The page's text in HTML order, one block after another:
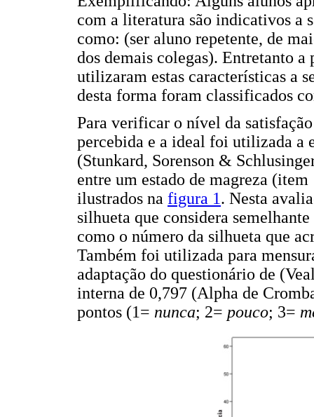
com a literatura são indicativos a
como: (ser aluno repetente, de
dos demais colegas). Entretanto a
utilizaram estas características a
desta forma foram classificados
Para verificar o nível da
percebida e a ideal foi utilizada a
(Stunkard, Sorenson &
entre um estado de magreza
ilustrados na figura 1. Nesta
silhueta que considera
como o número da silhueta que
Também foi utilizada para
adaptação do questionário de
interna de 0,797 (Alpha de
pontos (1= nunca; 2= pouco; 3=